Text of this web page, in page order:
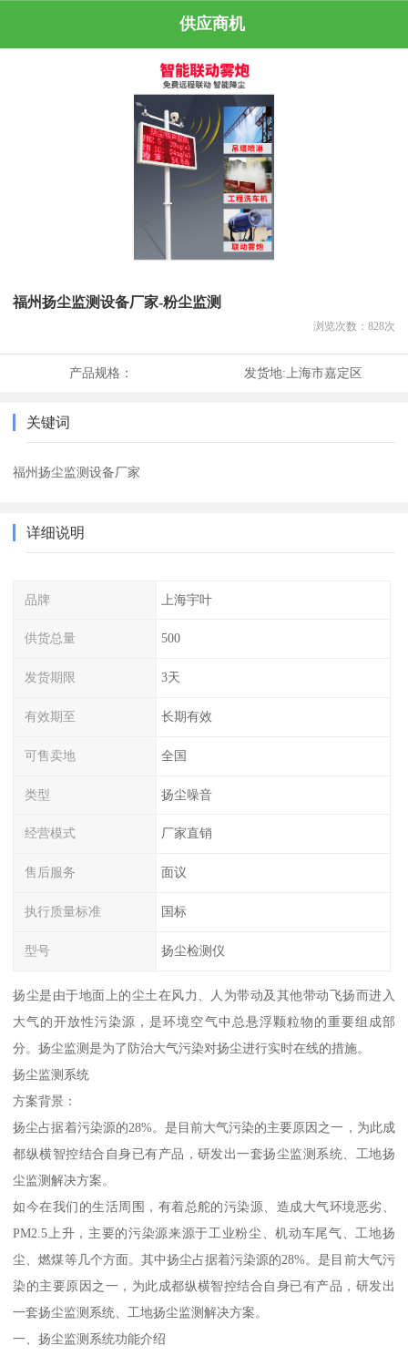
供应商机
福州扬尘监测设备厂家-粉尘监测
浏览次数： 828次
产品规格： 发货地:上海市嘉定区
关键词
福州扬尘监测设备厂家
详细说明
品牌 上海宇叶
供货总量 500
发货期限 3天
有效期至 长期有效
可售卖地 全国
类型 扬尘噪音
经营模式 厂家直销
售后服务 面议
执行质量标准 国标
型号 扬尘检测仪
扬尘是由于地面上的尘土在风力、人为带动及其他带动飞扬而进入
大气的开放性污染源，是环境空气中总悬浮颗粒物的重要组成部
分。扬尘监测是为了防治大气污染对扬尘进行实时在线的措施。
扬尘监测系统
方案背景：
扬尘占据着污染源的28%。是目前大气污染的主要原因之一，为此成
都纵横智控结合自身已有产品，研发出一套扬尘监测系统、工地扬
尘监测解决方案。
如今在我们的生活周围，有着总舵的污染源、造成大气环境恶劣、
PM2.5上升，主要的污染源来源于工业粉尘、机动车尾气、工地扬
尘、燃煤等几个方面。其中扬尘占据着污染源的28%。是目前大气污
染的主要原因之一，为此成都纵横智控结合自身已有产品，研发出
一套扬尘监测系统、工地扬尘监测解决方案。
一、扬尘监测系统功能介绍